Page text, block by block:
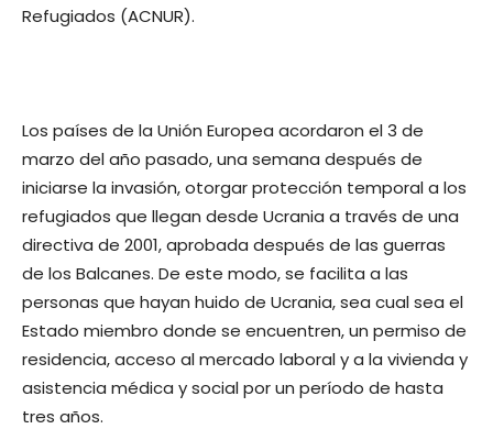
Refugiados (ACNUR).
Los países de la Unión Europea acordaron el 3 de
marzo del año pasado, una semana después de
iniciarse la invasión, otorgar protección temporal a los
refugiados que llegan desde Ucrania a través de una
directiva de 2001, aprobada después de las guerras
de los Balcanes. De este modo, se facilita a las
personas que hayan huido de Ucrania, sea cual sea el
Estado miembro donde se encuentren, un permiso de
residencia, acceso al mercado laboral y a la vivienda y
asistencia médica y social por un período de hasta
tres años.